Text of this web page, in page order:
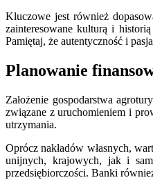
Kluczowe jest również
zainteresowane kulturą i
Pamiętaj, że autentyczność i
Planowanie
Założenie gospodarstwa
związane z uruchomieniem i
utrzymania.
Oprócz nakładów własnych,
unijnych, krajowych, jak i
przedsiębiorczości. Banki